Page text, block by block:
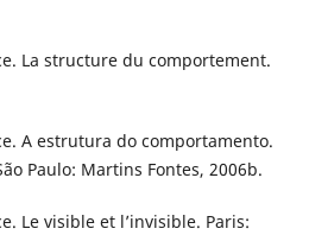
La structure du comportement.
A estrutura do comportamento.
Paulo: Martins Fontes, 2006b.
Le visible et l’invisible. Paris: